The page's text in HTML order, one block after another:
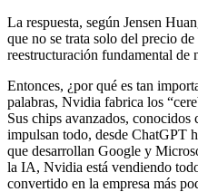
La respuesta, según Jensen
que no se trata solo del precio
reestructuración fundamental de
Entonces, ¿por qué es tan
palabras, Nvidia fabrica los
Sus chips avanzados,
impulsan todo, desde ChatGPT
que desarrollan Google y
la IA, Nvidia está vendiendo
convertido en la empresa más